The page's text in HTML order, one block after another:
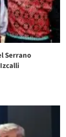
Serrano